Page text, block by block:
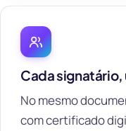
Cada
No mesmo
com certificado